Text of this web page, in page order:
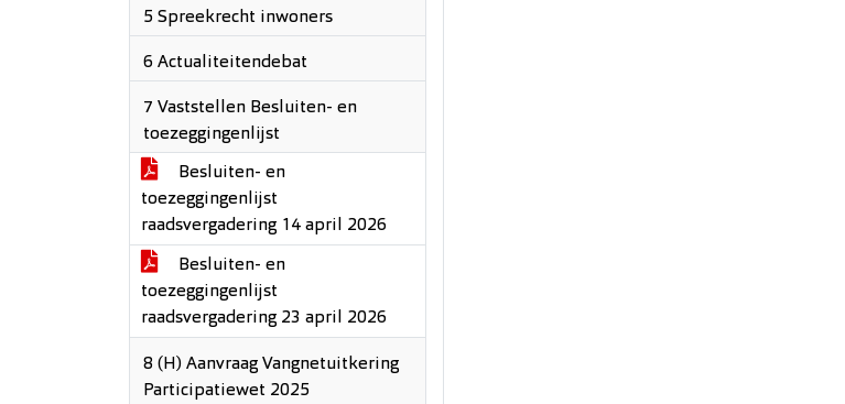
5 Spreekrecht inwoners
6 Actualiteitendebat
7 Vaststellen Besluiten- en
toezeggingenlijst
Besluiten- en
toezeggingenlijst
raadsvergadering 14 april 2026
Besluiten- en
toezeggingenlijst
raadsvergadering 23 april 2026
8 (H) Aanvraag Vangnetuitkering
Participatiewet 2025